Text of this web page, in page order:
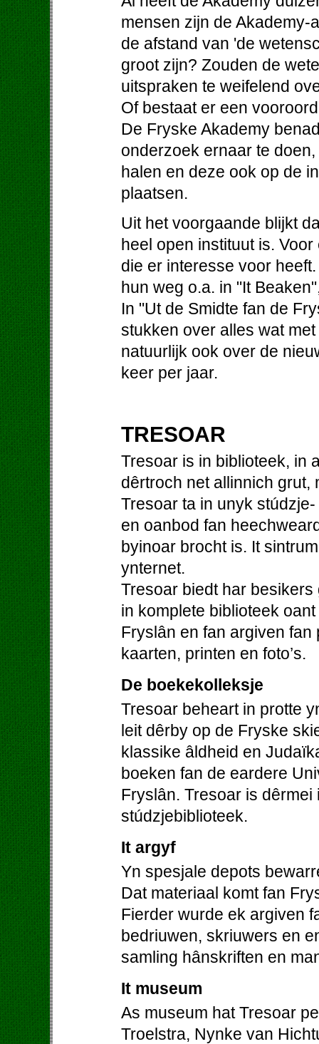
mensen zijn de Akademy-
de afstand van 'de
groot zijn? Zouden de
uitspraken te weifelend
Of bestaat er een
De Fryske Akademy
onderzoek ernaar te
halen en deze ook op de
plaatsen.
Uit het voorgaande blijkt
heel open instituut is.
die er interesse voor
hun weg o.a. in "It
In "Ut de Smidte fan de
stukken over alles wat
natuurlijk ook over de
keer per jaar.
TRESOAR
Tresoar is in biblioteek, in
dêrtroch net allinnich grut,
Tresoar ta in unyk
en oanbod fan
byinoar brocht is. It
ynternet.
Tresoar biedt har
in komplete biblioteek
Fryslân en fan argiven
kaarten, printen en foto’s.
De boekekolleksje
Tresoar beheart in protte
leit dêrby op de Fryske
klassike âldheid en
boeken fan de eardere
Fryslân. Tresoar is
stúdzjebiblioteek.
It argyf
Yn spesjale depots
Dat materiaal komt fan
Fierder wurde ek argiven
bedriuwen, skriuwers en
samling hânskriften en
It museum
As museum hat Tresoar
Troelstra, Nynke van